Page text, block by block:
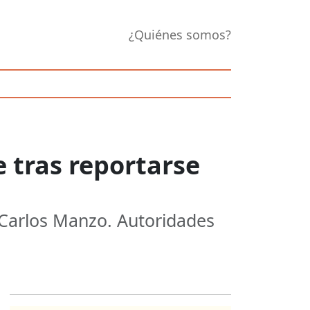
¿Quiénes somos?
tras reportarse
Manzo. Autoridades